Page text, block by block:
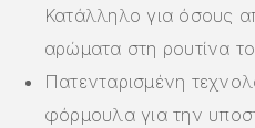
Κατάλληλο για όσους
αρώματα στη ρουτίνα
Πατενταρισμένη
φόρμουλα για την